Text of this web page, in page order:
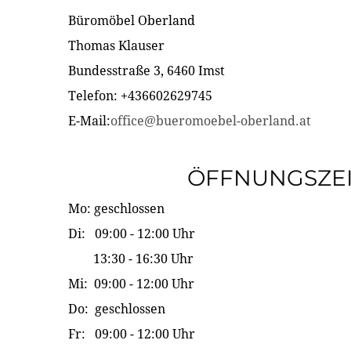
Büromöbel Oberland
Thomas Klauser
Bundesstraße 3, 6460 Imst
Telefon: +436602629745
E-Mail:office@bueromoebel-oberland.at
Mo: geschlossen
Di: 09:00 - 12:00 Uhr
13:30 - 16:30 Uhr
Mi: 09:00 - 12:00 Uhr
Do: geschlossen
Fr: 09:00 - 12:00 Uhr